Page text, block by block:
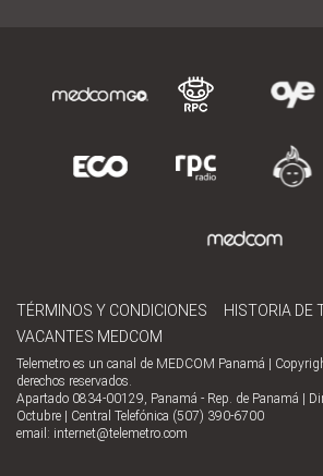
TÉRMINOS Y CONDICIONES
HISTORIA DE
VACANTES MEDCOM
Telemetro es un canal de MEDCOM Panamá |
derechos reservados.
Apartado 0834-00129, Panamá - Rep. de Panamá |
Octubre | Central Telefónica (507) 390-6700
email: internet@telemetro.com